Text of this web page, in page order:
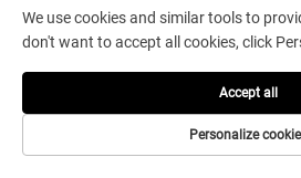
н
о
ст
а
б
Качество на
полирания
повърхностен слой,
драскотини, петна,
ремонтирани
последователност
We use cookies and similar tools to
don't want to accept all cookies, click
Personalize
Accept all